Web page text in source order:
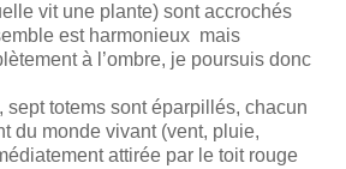
vit une plante) sont accrochés
est harmonieux mais
à l’ombre, je poursuis donc
sept totems sont éparpillés, chacun
du monde vivant (vent, pluie,
attirée par le toit rouge